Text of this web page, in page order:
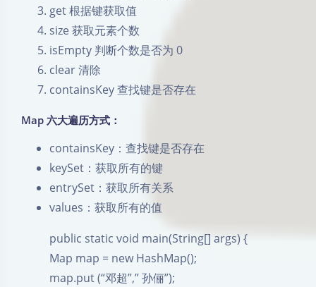
get 根据键获取值
size 获取元素个数
isEmpty 判断个数是否为 0
clear 清除
containsKey 查找键是否存在
Map 六大遍历方式：
containsKey：查找键是否存在
keySet：获取所有的键
entrySet：获取所有关系
values：获取所有的值
public static void main(String[] args) {
Map map = new HashMap();
map.put (“邓超”,” 孙俪”);